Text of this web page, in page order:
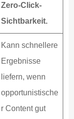
Zero-Click-
Sichtbarkeit.
Kann schnellere
Ergebnisse
liefern, wenn
opportunistische
r Content gut